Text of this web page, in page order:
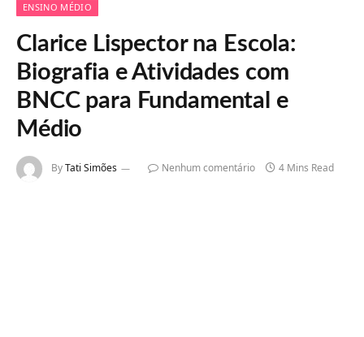
ENSINO MÉDIO
Clarice Lispector na Escola:
Biografia e Atividades com
BNCC para Fundamental e
Médio
ByTati Simões Nenhum comentário 4 Mins Read